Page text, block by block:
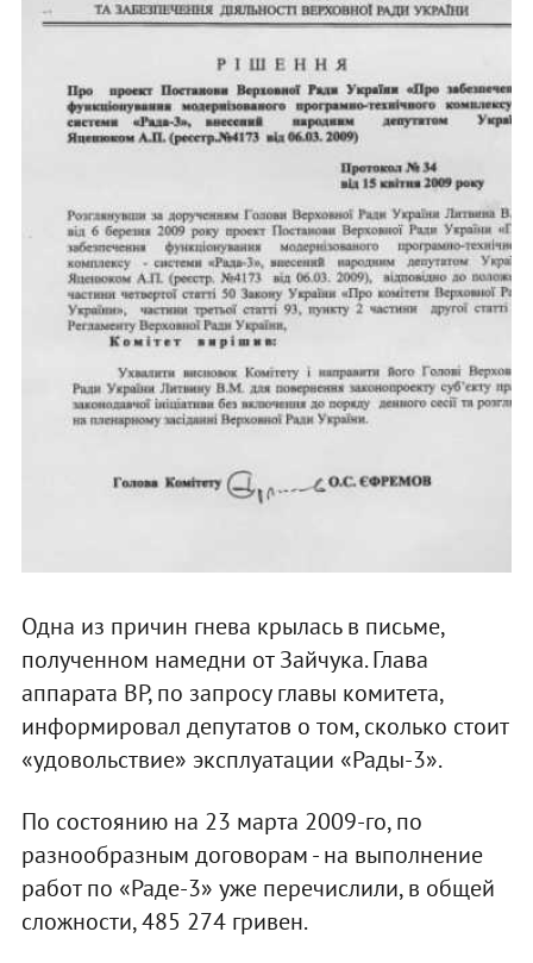
Одна из причин гнева крылась в письме,
полученном намедни от Зайчука. Глава
аппарата ВР, по запросу главы комитета,
информировал депутатов о том, сколько стоит
«удовольствие» эксплуатации «Рады-3».
По состоянию на 23 марта 2009-го, по
разнообразным договорам - на выполнение
работ по «Раде-3» уже перечислили, в общей
сложности, 485 274 гривен.